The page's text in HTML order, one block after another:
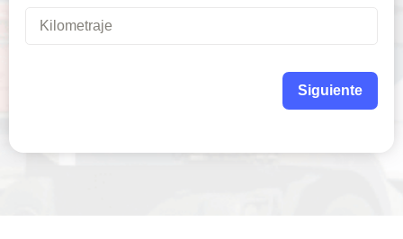
Siguiente